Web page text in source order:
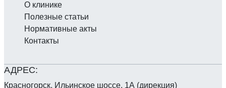
Красногорск, Ильинское шоссе, 1А (дирекция)
О клинике
Полезные статьи
Нормативные акты
Контакты